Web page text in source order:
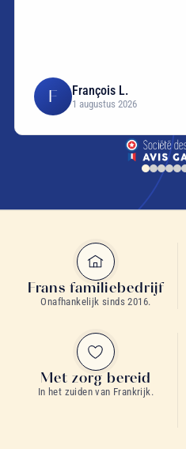
F François L.
1 augustus 2026
Frans familiebedrijf
Onafhankelijk sinds 2016.
Met zorg bereid
In het zuiden van Frankrijk.